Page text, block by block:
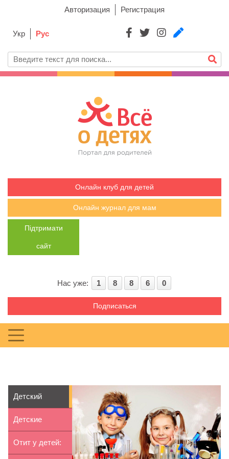
Авторизация Регистрация
Укр Рус
Онлайн клуб для детей
Онлайн журнал для мам
Підтримати
сайт
Нас уже: 1 8 8 6 0
Подписаться
Детский
праздник в
научном стиле
Детские
театры Киева:
Отит у детей: